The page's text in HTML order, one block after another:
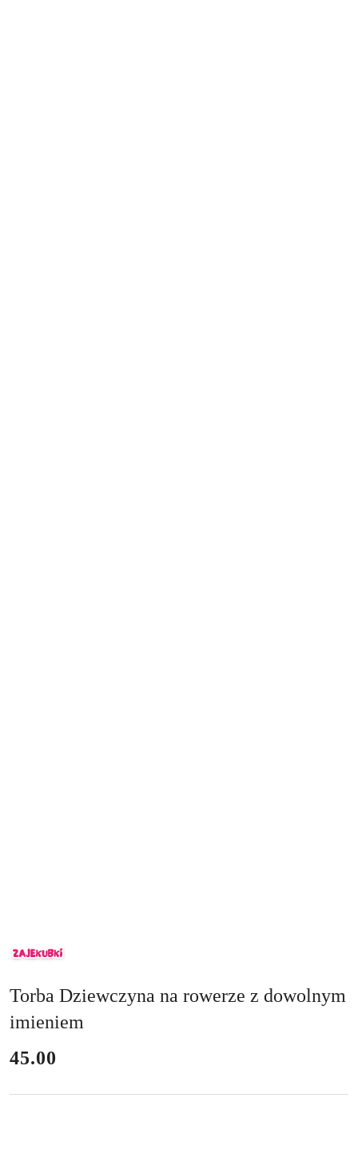
ZAJEKUBKI
Torba Dziewczyna na rowerze z dowolnym
imieniem
cena:
45.00